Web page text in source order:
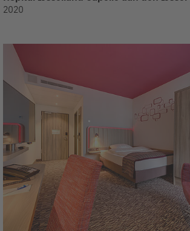
2020